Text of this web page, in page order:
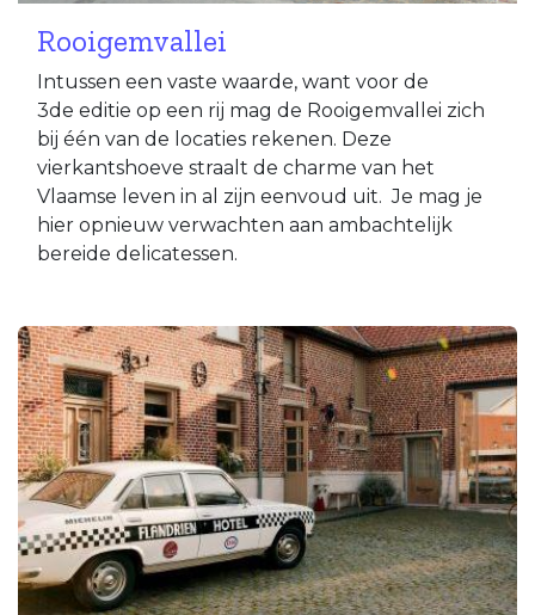
Rooigemvallei
Intussen een vaste waarde, want voor de
3de editie op een rij mag de Rooigemvallei zich
bij één van de locaties rekenen. Deze
vierkantshoeve straalt de charme van het
Vlaamse leven in al zijn eenvoud uit. Je mag je
hier opnieuw verwachten aan ambachtelijk
bereide delicatessen.